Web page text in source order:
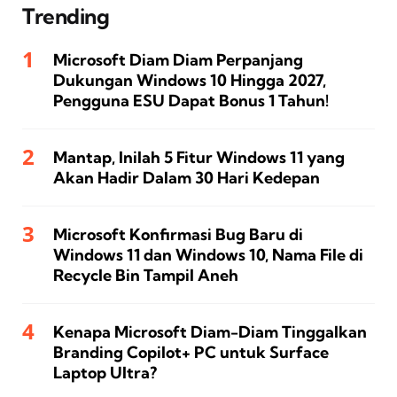
Trending
Microsoft Diam Diam Perpanjang
Dukungan Windows 10 Hingga 2027,
Pengguna ESU Dapat Bonus 1 Tahun!
Mantap, Inilah 5 Fitur Windows 11 yang
Akan Hadir Dalam 30 Hari Kedepan
Microsoft Konfirmasi Bug Baru di
Windows 11 dan Windows 10, Nama File di
Recycle Bin Tampil Aneh
Kenapa Microsoft Diam-Diam Tinggalkan
Branding Copilot+ PC untuk Surface
Laptop Ultra?